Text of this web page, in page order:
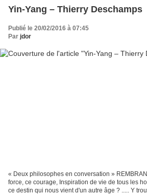
Yin-Yang – Thierry Deschamps
Publié le 20/02/2016 à 07:45
Par jdor
« Deux philosophes en conversation »
force, ce courage, Inspiration de vie de tous les
ce destin qui nous vient d'un autre âge ? ..... Y